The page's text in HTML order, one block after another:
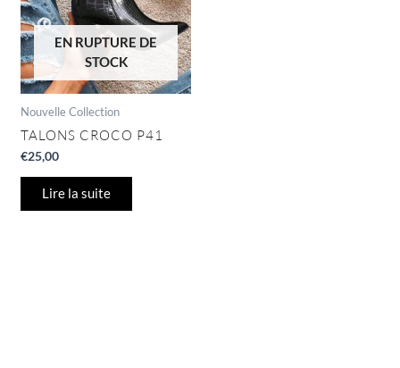
EN RUPTURE DE
STOCK
Nouvelle Collection
TALONS CROCO P41
€25,00
Lire la suite